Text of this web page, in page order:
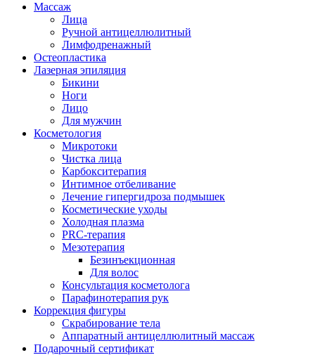
Массаж
Лица
Ручной антицеллюлитный
Лимфодренажный
Остеопластика
Лазерная эпиляция
Бикини
Ноги
Лицо
Для мужчин
Косметология
Микротоки
Чистка лица
Карбокситерапия
Интимное отбеливание
Лечение гипергидроза подмышек
Косметические уходы
Холодная плазма
PRC-терапия
Мезотерапия
Безинъекционная
Для волос
Консультация косметолога
Парафинотерапия рук
Коррекция фигуры
Скрабирование тела
Аппаратный антицеллюлитный массаж
Подарочный сертификат